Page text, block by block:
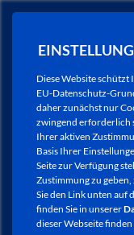
Diese Website
EU-Datenschutz-
daher zunächst nur
zwingend erforderlich
Ihrer aktiven
Basis Ihrer
Seite zur Verfügung
Zustimmung zu
Sie den Link unten auf
finden Sie in unserer
dieser Webseite finden